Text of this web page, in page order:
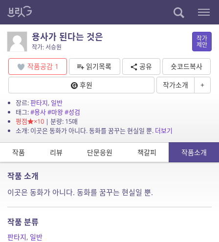
용사가 된다는 것은
작가: 서승원
작가
제안
작품공감 1 읽기목록 공유
숏코드복사
후원
작가소개 +
장르:판타지, 일반
태그:#용사#마왕#성검
평점
×10| 분량: 15매
소개: 이곳은 동화가 아니다. 동화를 꿈꾸는 현실일 뿐. 더보기
작품 리뷰 단문응원 책갈피 작품소개
작품 소개
이곳은 동화가 아니다. 동화를 꿈꾸는 현실일 뿐.
작품 분류
판타지, 일반